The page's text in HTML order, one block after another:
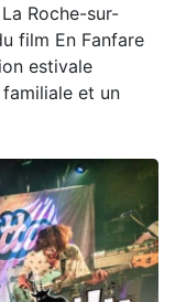
Roche-sur-
film En Fanfare
estivale
familiale et un